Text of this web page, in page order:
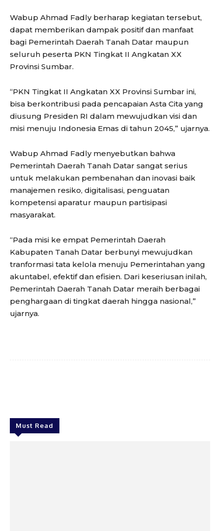
Wabup Ahmad Fadly berharap kegiatan tersebut,
dapat memberikan dampak positif dan manfaat
bagi Pemerintah Daerah Tanah Datar maupun
seluruh peserta PKN Tingkat II Angkatan XX
Provinsi Sumbar.
“PKN Tingkat II Angkatan XX Provinsi Sumbar ini,
bisa berkontribusi pada pencapaian Asta Cita yang
diusung Presiden RI dalam mewujudkan visi dan
misi menuju Indonesia Emas di tahun 2045,” ujarnya.
Wabup Ahmad Fadly menyebutkan bahwa
Pemerintah Daerah Tanah Datar sangat serius
untuk melakukan pembenahan dan inovasi baik
manajemen resiko, digitalisasi, penguatan
kompetensi aparatur maupun partisipasi
masyarakat.
“Pada misi ke empat Pemerintah Daerah
Kabupaten Tanah Datar berbunyi mewujudkan
tranformasi tata kelola menuju Pemerintahan yang
akuntabel, efektif dan efisien. Dari keseriusan inilah,
Pemerintah Daerah Tanah Datar meraih berbagai
penghargaan di tingkat daerah hingga nasional,”
ujarnya.
Must Read